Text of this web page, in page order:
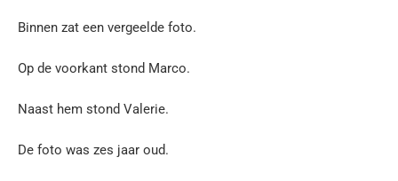
Binnen zat een vergeelde foto.
Op de voorkant stond Marco.
Naast hem stond Valerie.
De foto was zes jaar oud.